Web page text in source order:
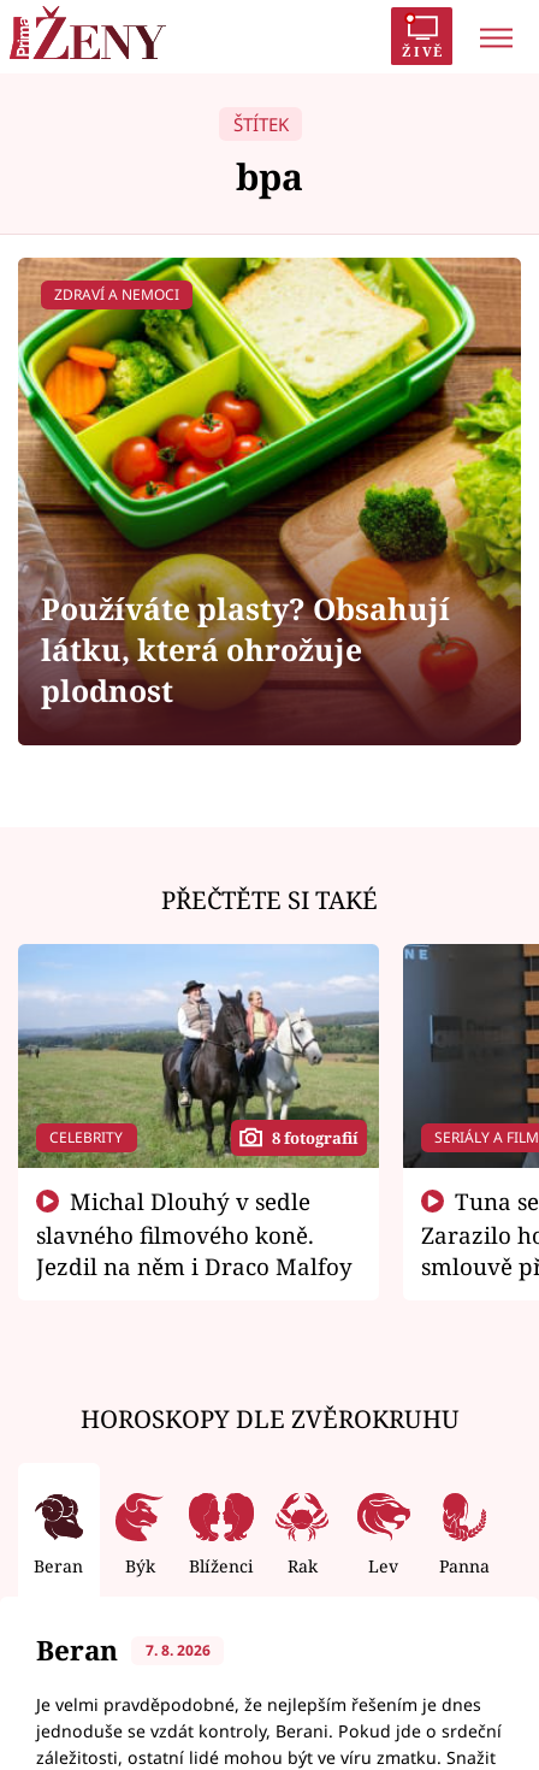
ŽIVĚ
Inspekce
Témata
Celebrity
Vztahy
Seriály
Horoskopy
Sledujte prima+
Filmový festival Karlovy Vary
Pořady
Sledujte nás
ŠTÍTEK
bpa
ZDRAVÍ A NEMOCI
Používáte plasty? Obsahují
látku, která ohrožuje
plodnost
PŘEČTĚTE SI TAKÉ
CELEBRITY 8 fotografií
slavného filmového koně.
Jezdil na něm i Draco Malfoy
SERIÁLY A
Zarazilo
smlouvě
HOROSKOPY DLE ZVĚROKRUHU
Beran Býk Blíženci Rak Lev Panna
Beran 7. 8. 2026
Je velmi pravděpodobné, že nejlepším řešením je dnes
jednoduše se vzdát kontroly, Berani. Pokud jde o srdeční
záležitosti, ostatní lidé mohou být ve víru zmatku. Snažit